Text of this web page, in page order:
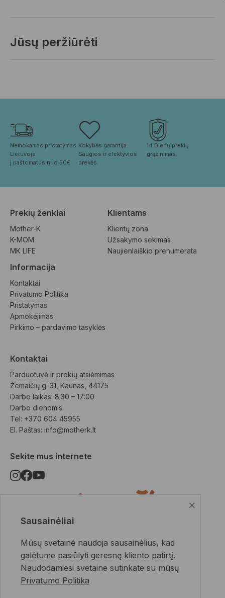
Jūsų peržiūrėti
Nemokamas pristatymas
Lietuvoje
į paštomatus nuo 50€
Kokybės garantija.
Saugios ir efektyvios
prekės.
14 Dienų prekių
grąžinimas.
Prekių ženklai
Mother-K
K-MOM
MK LIFE
Klientams
Klientų zona
Užsakymo sekimas
Naujienlaiškio prenumerata
Informacija
Kontaktai
Privatumo Politika
Pristatymas
Apmokėjimas
Pirkimo – pardavimo tasyklės
Kontaktai
Parduotuvė ir prekių atsiėmimas
Žemaičių g. 31, Kaunas, 44175
Darbo laikas: 8:30 – 17:00
Darbo dienomis
Tel: +370 604 45955
El. Paštas: info@motherk.lt
Sekite mus internete
Apmokėjimo būdai
Sausainėliai
Mūsų svetainė naudoja sausainėlius, kad
galėtume pasiūlyti geresnę kliento patirtį.
Naudodamiesi svetaine sutinkate su mūsų
Privatumo Politika